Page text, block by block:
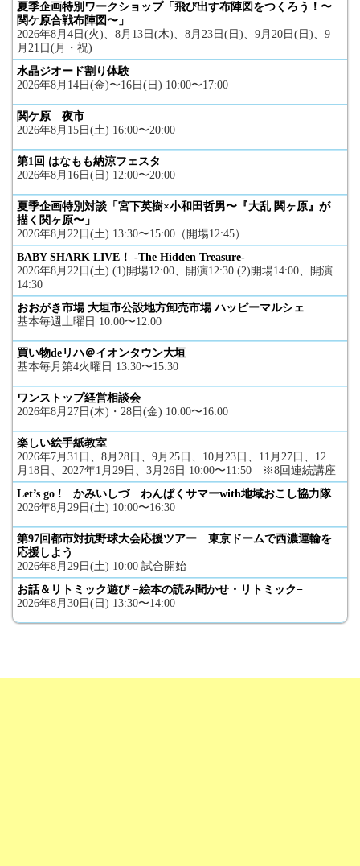
夏季企画特別ワークショップ「飛び出す布陣図をつくろう！〜
関ケ原合戦布陣図〜」
2026年8月4日(火)、8月13日(木)、8月23日(日)、9月20日(日)、9
月21日(月・祝)
水晶ジオード割り体験
2026年8月14日(金)〜16日(日) 10:00〜17:00
関ケ原 夜市
2026年8月15日(土) 16:00〜20:00
第1回 はなもも納涼フェスタ
2026年8月16日(日) 12:00〜20:00
夏季企画特別対談「宮下英樹×小和田哲男〜『大乱 関ヶ原』が
描く関ヶ原〜」
2026年8月22日(土) 13:30〜15:00（開場12:45）
BABY SHARK LIVE！ -The Hidden Treasure-
2026年8月22日(土) (1)開場12:00、開演12:30 (2)開場14:00、開演
14:30
おおがき市場 大垣市公設地方卸売市場 ハッピーマルシェ
基本毎週土曜日 10:00〜12:00
買い物deリハ＠イオンタウン大垣
基本毎月第4火曜日 13:30〜15:30
ワンストップ経営相談会
2026年8月27日(木)・28日(金) 10:00〜16:00
楽しい絵手紙教室
2026年7月31日、8月28日、9月25日、10月23日、11月27日、12
月18日、2027年1月29日、3月26日 10:00〜11:50 ※8回連続講座
Let’s go ! かみいしづ わんぱくサマーwith地域おこし協力隊
2026年8月29日(土) 10:00〜16:30
第97回都市対抗野球大会応援ツアー 東京ドームで西濃運輸を
応援しよう
2026年8月29日(土) 10:00 試合開始
お話＆リトミック遊び −絵本の読み聞かせ・リトミック−
2026年8月30日(日) 13:30〜14:00